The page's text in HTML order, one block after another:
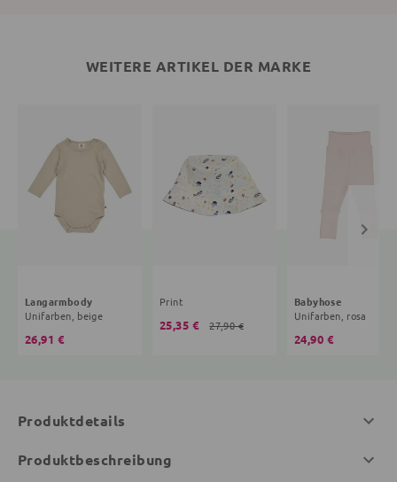
WEITERE ARTIKEL DER MARKE
Langarmbody
Unifarben, beige
26,91 €
Print
25,35 € 27,90 €
Babyhose
Unifarben, rosa
24,90 €
Produktdetails
Produktbeschreibung